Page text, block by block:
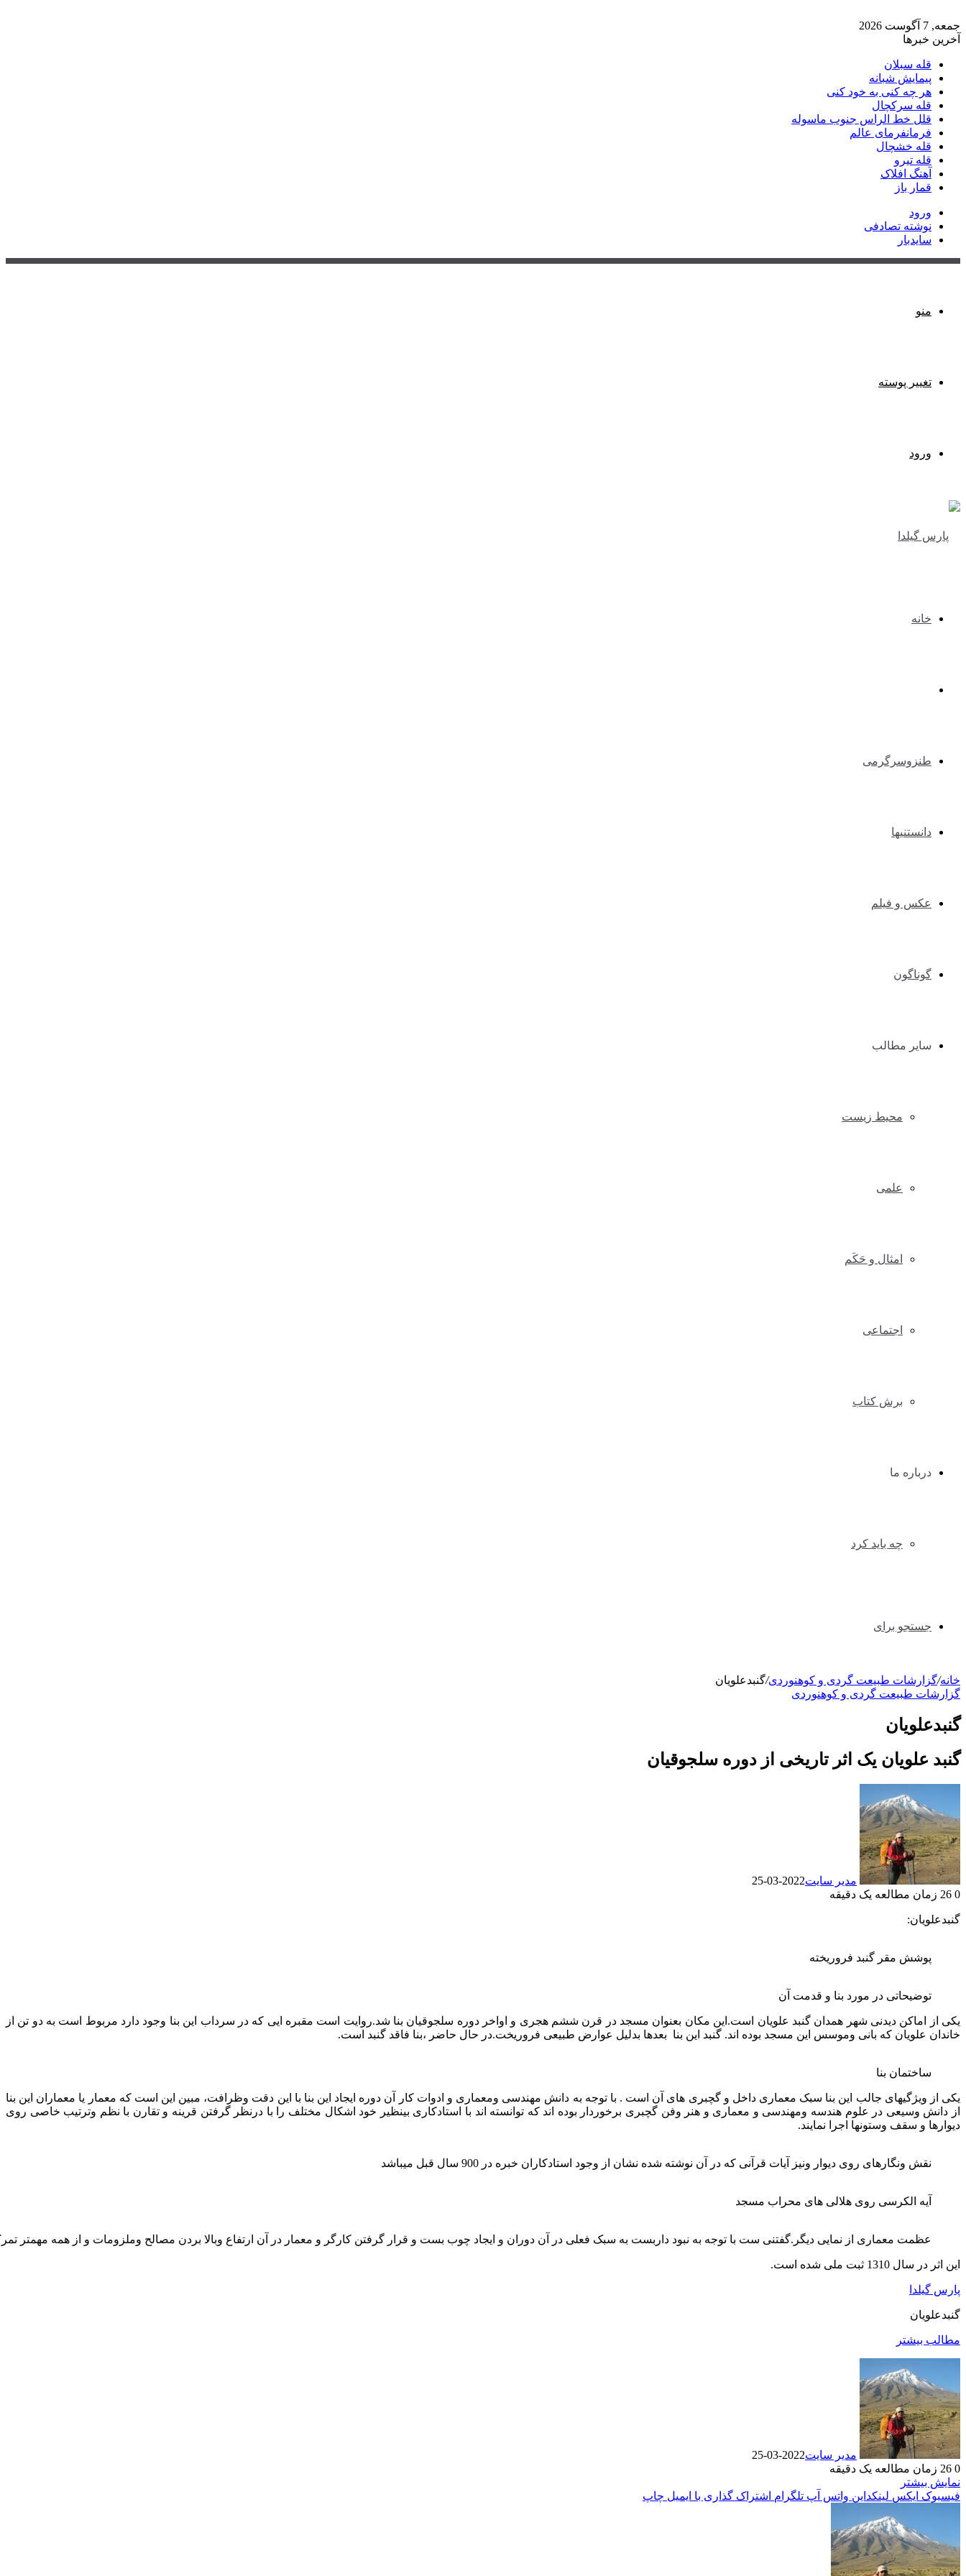
جمعه, 7 آگوست 2026
آخرین خبرها
قله سبلان
پیمایش شبانه
هر چه کنی به خود کنی
قله سرکچال
قلل خط الراس جنوب ماسوله
فرمانفرمای عالم
قله خشچال
قله تیرو
آهنگ افلاک
قمار باز
ورود
نوشته تصادفی
سایدبار
منو
تغییر پوسته
ورود
خانه
طنزوسرگرمی
دانستنیها
عکس و فیلم
گوناگون
سایر مطالب
محیط زیست
علمی
امثال و حَکَم
اجتماعی
برش کتاب
درباره ما
چه باید کرد
جستجو برای
خانه/گزارشات طبیعت گردی و کوهنوردی/گنبدعلویان
گزارشات طبیعت گردی و کوهنوردی
گنبدعلویان
گنبد علویان یک اثر تاریخی از دوره سلجوقیان
مدیر سایت2022-03-25
0
زمان مطالعه یک دقیقه
گنبدعلویان:
پوشش مقر گنبد فروریخته
توضیحاتی در مورد بنا و قدمت آن
یکی از اماکن دیدنی شهر همدان گنبد علویان است.این مکان بعنوان مسجد در قرن ششم هجری و اواخر دوره سلجوقیان بنا شد.روایت است مقبره ایی که در سرداب این بنا وجود دارد مربوط است به دو تن از
خاندان علویان که بانی وموسس این مسجد بوده اند. گنبد این بنا بعدها بدلیل عوارض طبیعی فروریخت.در حال حاضر ،بنا فاقد گنبد است.
ساختمان بنا
یکی از ویژگیهای جالب این بنا سبک معماری داخل و گچبری های آن است . با توجه به دانش مهندسی ومعماری و ادوات کار آن دوره ایجاد این بنا با این دقت وظرافت، مبین این است که معمار یا معماران این بنا
از دانش وسیعی در علوم هندسه ومهندسی و معماری و هنر وفن گچبری برخوردار بوده اند که توانسته اند با استادکاری بینظیر خود اشکال مختلف را با درنظر گرفتن قرینه و تقارن با نظم وترتیب خاصی روی
دیوارها و سقف وستونها اجرا نمایند.
نقش ونگارهای روی دیوار ونیز آیات قرآنی که در آن نوشته شده نشان از وجود استادکاران خبره در 900 سال قبل میباشد
آیه الکرسی روی هلالی های محراب مسجد
عظمت معماری از نمایی دیگر.گفتنی ست با توجه به نبود داربست به سبک فعلی در آن دوران و ایجاد چوب بست و قرار گرفتن کارگر و معمار در آن ارتفاع وبالا بردن مصالح وملزومات و از همه
این اثر در سال 1310 ثبت ملی شده است.
پارس گیلدا
گنبدعلویان
مطالب بیشتر
مدیر سایت2022-03-25
0
زمان مطالعه یک دقیقه
نمایش بیشتر
فیسبوک ایکس لینکداین واتس آپ تلگرام اشتراک گذاری با ایمیل چاپ